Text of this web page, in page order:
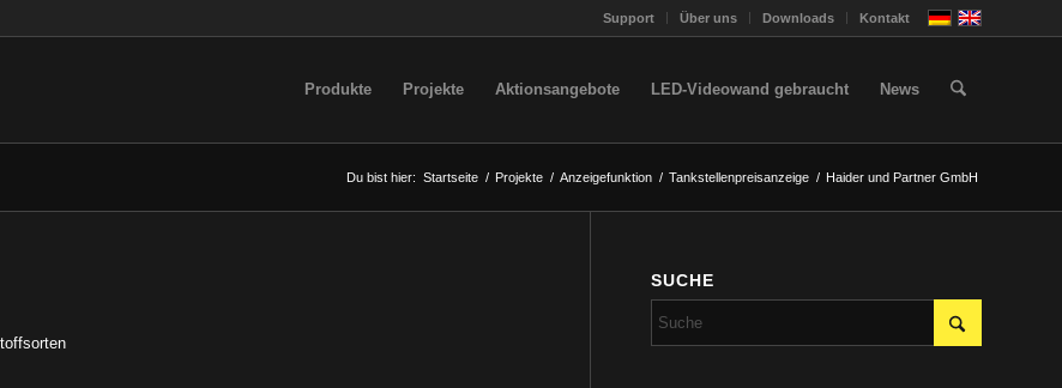
Support Über uns Downloads Kontakt
Produkte Projekte Aktionsangebote LED-Videowand gebraucht News
Du bist hier: Startseite / Projekte / Anzeigefunktion / Tankstellenpreisanzeige / Haider und Partner GmbH
SUCHE